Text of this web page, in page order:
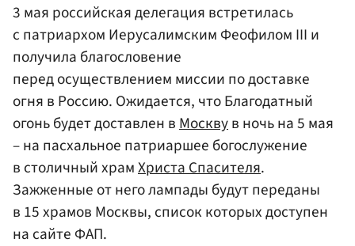
3 мая российская делегация встретилась
с патриархом Иерусалимским Феофилом III и
получила благословение
перед осуществлением миссии по доставке
огня в Россию. Ожидается, что Благодатный
огонь будет доставлен вМосквув ночь на 5 мая
– на пасхальное патриаршее богослужение
в столичный храмХриста Спасителя.
Зажженные от него лампады будут переданы
в 15 храмов Москвы, список которых доступен
на сайте ФАП.